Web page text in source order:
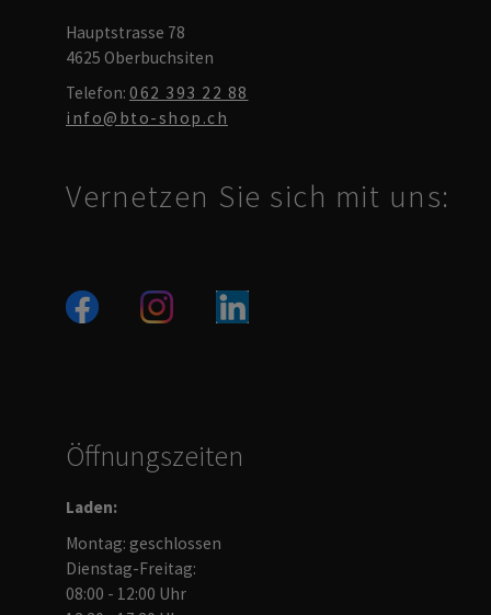
Hauptstrasse 78
4625 Oberbuchsiten
Telefon: 062 393 22 88
info@bto-shop.ch
Vernetzen Sie sich mit uns:
Öffnungszeiten
Laden:
Montag: geschlossen
Dienstag-Freitag:
08:00 - 12:00 Uhr